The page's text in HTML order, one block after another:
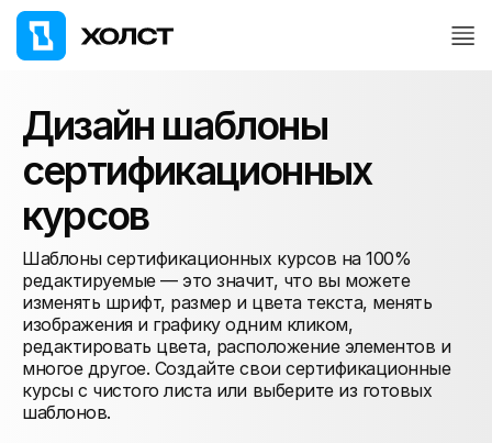
Дизайн шаблоны
сертификационных
курсов
Шаблоны сертификационных курсов на 100%
редактируемые — это значит, что вы можете
изменять шрифт, размер и цвета текста, менять
изображения и графику одним кликом,
редактировать цвета, расположение элементов и
многое другое. Создайте свои сертификационные
курсы с чистого листа или выберите из готовых
шаблонов.